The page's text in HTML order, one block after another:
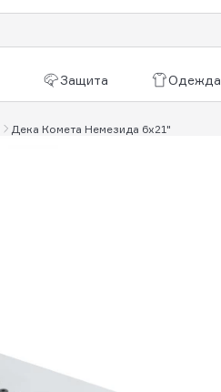
Защита Одежда
Дека Комета Немезида 6x21"